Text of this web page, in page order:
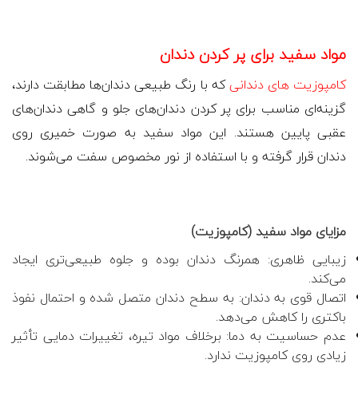
مواد سفید برای پر کردن دندان
کامپوزیت های دندانیکه با رنگ طبیعی دندان‌ها مطابقت دارند،
گزینه‌ای مناسب برای پر کردن دندان‌های جلو و گاهی دندان‌های
عقبی پایین هستند. این مواد سفید به صورت خمیری روی
دندان قرار گرفته و با استفاده از نور مخصوص سفت می‌شوند.
مزایای مواد سفید (کامپوزیت)
زیبایی ظاهری: همرنگ دندان بوده و جلوه طبیعی‌تری ایجاد
می‌کند.
اتصال قوی به دندان: به سطح دندان متصل شده و احتمال نفوذ
باکتری را کاهش می‌دهد.
عدم حساسیت به دما: برخلاف مواد تیره، تغییرات دمایی تأثیر
زیادی روی کامپوزیت ندارد.